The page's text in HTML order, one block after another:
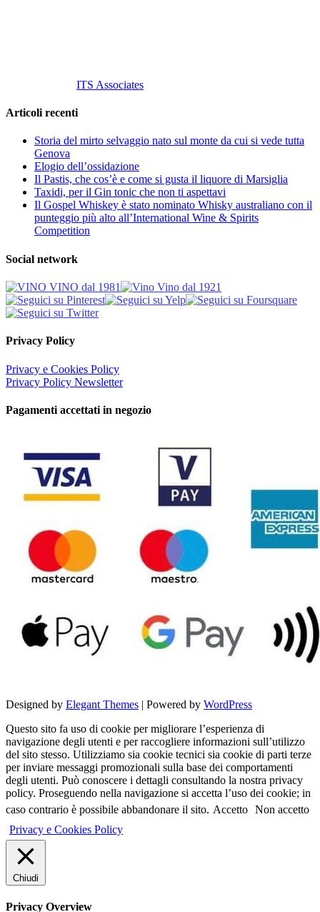
ITS Associates
Articoli recenti
Storia del mirto selvaggio nato sul monte da cui si vede tutta
Genova
Elogio dell’ossidazione
Il Pastis, che cos’è e come si gusta il liquore di Marsiglia
Taxidi, per il Gin tonic che non ti aspettavi
Il Gospel Whiskey è stato nominato Whisky australiano con il
punteggio più alto all’International Wine & Spirits
Competition
Social network
Privacy Policy
Privacy e Cookies Policy
Privacy Policy Newsletter
Pagamenti accettati in negozio
Designed by Elegant Themes | Powered by WordPress
Questo sito fa uso di cookie per migliorare l’esperienza di
navigazione degli utenti e per raccogliere informazioni sull’utilizzo
del sito stesso. Utilizziamo sia cookie tecnici sia cookie di parti terze
per inviare messaggi promozionali sulla base dei comportamenti
degli utenti. Può conoscere i dettagli consultando la nostra privacy
policy. Proseguendo nella navigazione si accetta l’uso dei cookie; in
caso contrario è possibile abbandonare il sito. Accetto Non accetto
Privacy e Cookies Policy
Chiudi
Privacy Overview